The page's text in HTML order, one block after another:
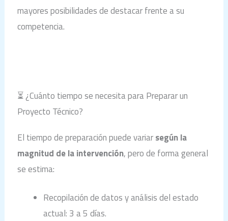
mayores posibilidades de destacar frente a su
competencia.
⏳ ¿Cuánto tiempo se necesita para Preparar un
Proyecto Técnico?
El tiempo de preparación puede variarsegún la
magnitud de la intervención, pero de forma general
se estima:
Recopilación de datos y análisis del estado
actual: 3 a 5 días.